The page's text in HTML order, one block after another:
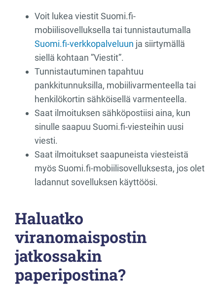
Voit lukea viestit Suomi.fi-
mobiilisovelluksella tai tunnistautumalla
Suomi.fi-verkkopalveluun ja siirtymällä
siellä kohtaan ”Viestit”.
Tunnistautuminen tapahtuu
pankkitunnuksilla, mobiilivarmenteella tai
henkilökortin sähköisellä varmenteella.
Saat ilmoituksen sähköpostiisi aina, kun
sinulle saapuu Suomi.fi-viesteihin uusi
viesti.
Saat ilmoitukset saapuneista viesteistä
myös Suomi.fi-mobiilisovelluksesta, jos olet
ladannut sovelluksen käyttöösi.
Haluatko
viranomaispostin
jatkossakin
paperipostina?